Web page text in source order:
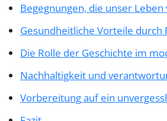
Begegnungen, die unser
Gesundheitliche Vorteile durch
Die Rolle der Geschichte im
Nachhaltigkeit und
Vorbereitung auf ein